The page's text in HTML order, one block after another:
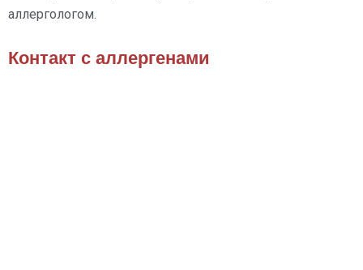
аллергологом.
Контакт с аллергенами